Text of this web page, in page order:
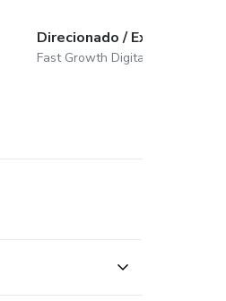
Direcionado / Experience
Fast Growth Digital